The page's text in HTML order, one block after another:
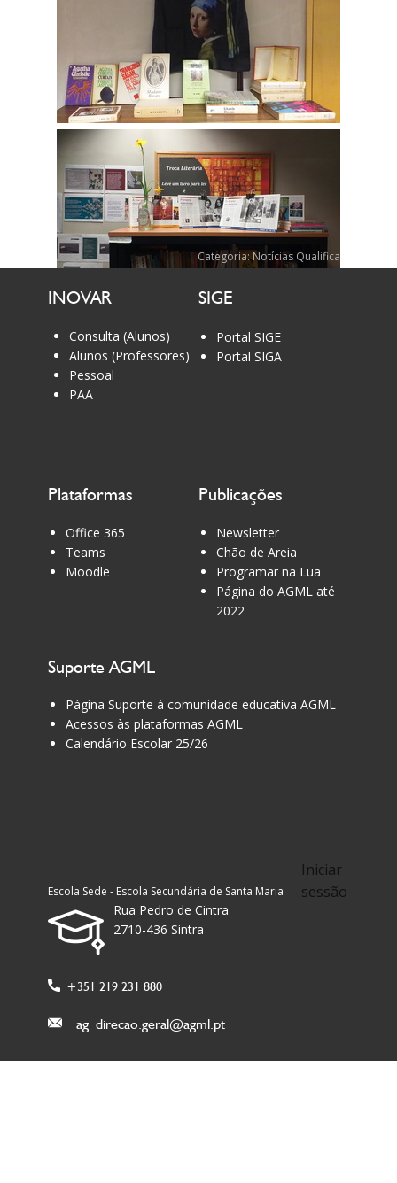
Categoria:Notícias Qualifica
INOVAR
Consulta (Alunos)
Alunos (Professores)
Pessoal
PAA
SIGE
Portal SIGE
Portal SIGA
Plataformas
Office 365
Teams
Moodle
Publicações
Newsletter
Chão de Areia
Programar na Lua
Página do AGML até
2022
Suporte AGML
Página Suporte à comunidade educativa AGML
Acessos às plataformas AGML
Calendário Escolar 25/26
Iniciar
sessão
Escola Sede - Escola Secundária de Santa Maria
Rua Pedro de Cintra
2710-436 Sintra
+351 219 231 880
ag_direcao.geral@agml.pt